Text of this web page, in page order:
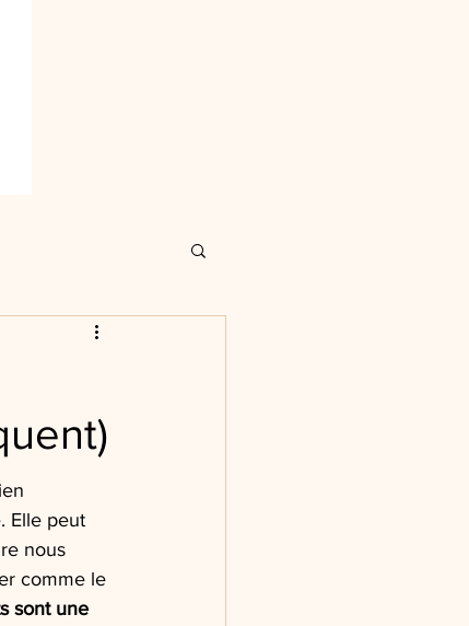
Elle peut
nous
comme le
sont une